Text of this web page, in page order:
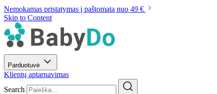
Nemokamas pristatymas į paštomatą nuo 49 €
Skip to Content
Parduotuvė
Klientų aptarnavimas
Search